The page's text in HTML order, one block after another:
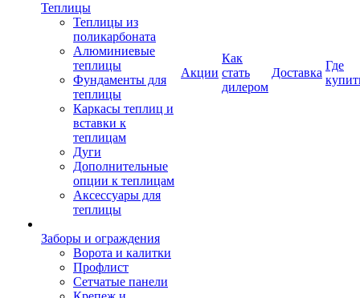
Теплицы
Теплицы из
поликарбоната
Алюминиевые
теплицы
Фундаменты для
теплицы
Каркасы теплиц и
вставки к
теплицам
Дуги
Дополнительные
опции к теплицам
Аксессуары для
теплицы
Заборы и ограждения
Ворота и калитки
Профлист
Сетчатые панели
Акции
Как
стать
дилером
Доставка
Где